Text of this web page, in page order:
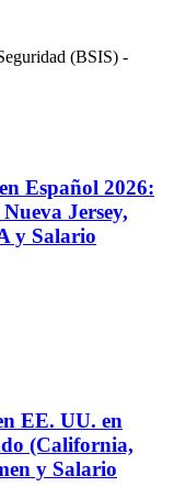
(BSIS) -
Español 2026:
Jersey,
y Salario
EE. UU. en
(California,
y Salario